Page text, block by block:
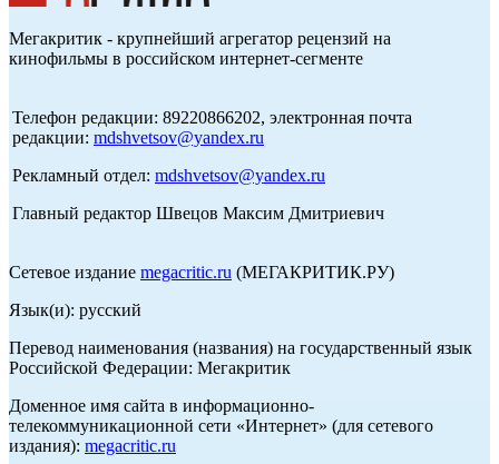
Мегакритик - крупнейший агрегатор рецензий на
кинофильмы в российском интернет-сегменте
Телефон редакции: 89220866202, электронная почта
редакции: mdshvetsov@yandex.ru
Рекламный отдел: mdshvetsov@yandex.ru
Главный редактор Швецов Максим Дмитриевич
Сетевое издание megacritic.ru (МЕГАКРИТИК.РУ)
Язык(и): русский
Перевод наименования (названия) на государственный язык
Российской Федерации: Мегакритик
Доменное имя сайта в информационно-
телекоммуникационной сети «Интернет» (для сетевого
издания): megacritic.ru